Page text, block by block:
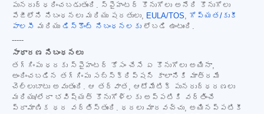
పునరుద్ధరించబడుతుంది. స్పైహంటర్ కొనుగోలు అనేది కొనుగోలు
పేజీలోని నిబంధనలు మరియు షరతులు, EULA/TOS, గోప్యత/కుకీ
పాలసీ మరియు డిస్కౌంట్ నిబంధనలకు లోబడి ఉంటుంది.
-----
సాధారణ నిబంధనలు
తగ్గింపు ధరకు స్పైహంటర్ కోసం చేసే ఏ కొనుగోలు అయినా,
అందించబడిన తగ్గింపు సబ్‌స్క్రిప్షన్ కాలానికి మాత్రమే
చెల్లుబాటు అవుతుంది. ఆ తర్వాత, ఆటోమేటిక్ పునరుద్ధరణలు
మరియు/లేదా భవిష్యత్ కొనుగోళ్లకు అప్పటికి వర్తించే
ప్రామాణిక ధర వర్తిస్తుంది. ధరలు మారవచ్చు, అయినప్పటికీ